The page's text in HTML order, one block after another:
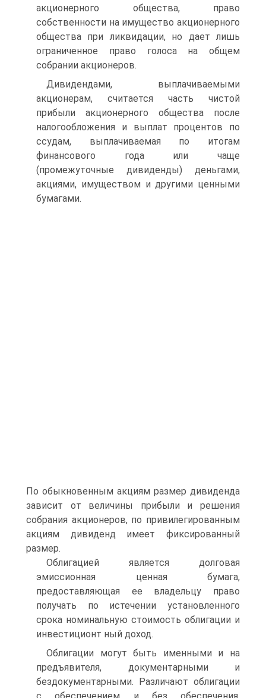
акционерного общества, право
собственности на имущество акционерного
общества при ликвидации, но дает лишь
ограниченное право голоса на общем
собрании акционеров.
Дивидендами, выплачиваемыми
акционерам, считается часть чистой
прибыли акционерного общества после
налогообложения и выплат процентов по
ссудам, выплачиваемая по итогам
финансового года или чаще
(промежуточные дивиденды) деньгами,
акциями, имуществом и другими ценными
бумагами.
По обыкновенным акциям размер дивиденда
зависит от величины прибыли и решения
собрания акционеров, по привилегированным
акциям дивиденд имеет фиксированный
размер.
Облигацией является долговая
эмиссионная ценная бумага,
предоставляющая ее владельцу право
получать по истечении установленного
срока номинальную стоимость облигации и
инвестиционт ный доход.
Облигации могут быть именными и на
предъявителя, документарными и
бездокументарными. Различают облигации